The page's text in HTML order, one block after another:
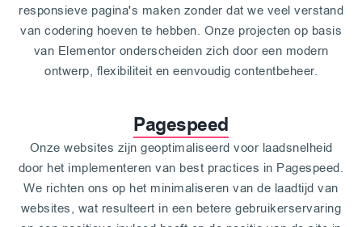
responsieve pagina's maken zonder dat we veel verstand
van codering hoeven te hebben. Onze projecten op basis
van Elementor onderscheiden zich door een modern
ontwerp, flexibiliteit en eenvoudig contentbeheer.
Pagespeed
Onze websites zijn geoptimaliseerd voor laadsnelheid
door het implementeren van best practices in Pagespeed.
We richten ons op het minimaliseren van de laadtijd van
websites, wat resulteert in een betere gebruikerservaring